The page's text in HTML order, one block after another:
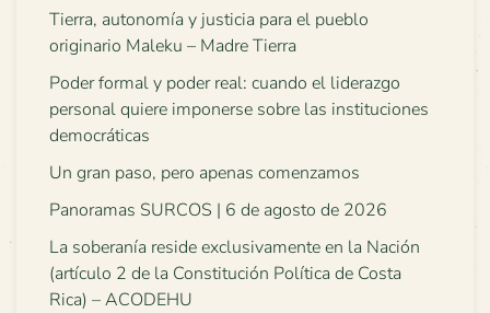
Tierra, autonomía y justicia para el pueblo
originario Maleku – Madre Tierra
Poder formal y poder real: cuando el liderazgo
personal quiere imponerse sobre las instituciones
democráticas
Un gran paso, pero apenas comenzamos
Panoramas SURCOS | 6 de agosto de 2026
La soberanía reside exclusivamente en la Nación
(artículo 2 de la Constitución Política de Costa
Rica) – ACODEHU